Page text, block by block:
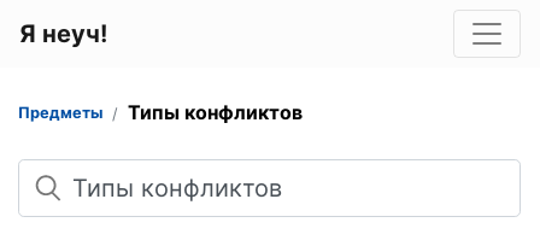
Я неуч!
Предметы Типы конфликтов
Поиск